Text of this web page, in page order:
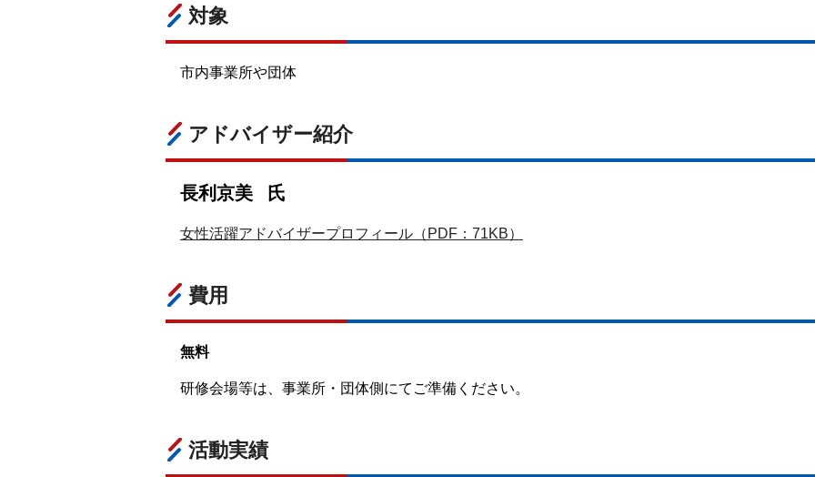
対象
市内事業所や団体
アドバイザー紹介
長利京美 氏
女性活躍アドバイザープロフィール（PDF：71KB）
費用
無料
研修会場等は、事業所・団体側にてご準備ください。
活動実績